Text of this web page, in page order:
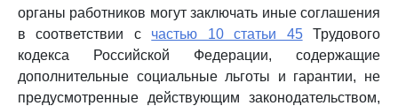
органы работников могут заключать иные соглашения
в соответствии с частью 10 статьи 45Трудового
кодекса Российской Федерации, содержащие
дополнительные социальные льготы и гарантии, не
предусмотренные действующим законодательством,